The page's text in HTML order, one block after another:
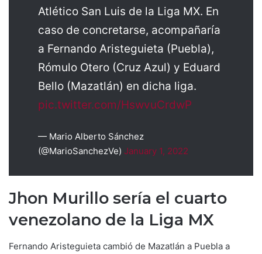
Atlético San Luis de la Liga MX. En
caso de concretarse, acompañaría
a Fernando Aristeguieta (Puebla),
Rómulo Otero (Cruz Azul) y Eduard
Bello (Mazatlán) en dicha liga.
pic.twitter.com/HswvuCrdwP
— Mario Alberto Sánchez
(@MarioSanchezVe) January 1, 2022
Jhon Murillo sería el cuarto
venezolano de la Liga MX
Fernando Aristeguieta cambió de Mazatlán a Puebla a